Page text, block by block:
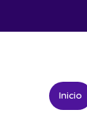
Inicio